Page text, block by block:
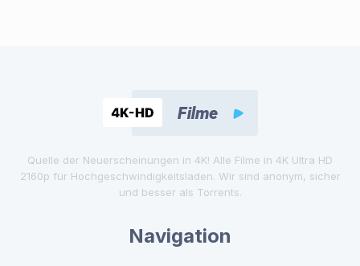
Quelle der Neuerscheinungen in 4K! Alle Filme in 4K Ultra HD
2160p für Hochgeschwindigkeitsladen. Wir sind anonym, sicher
und besser als Torrents.
Navigation